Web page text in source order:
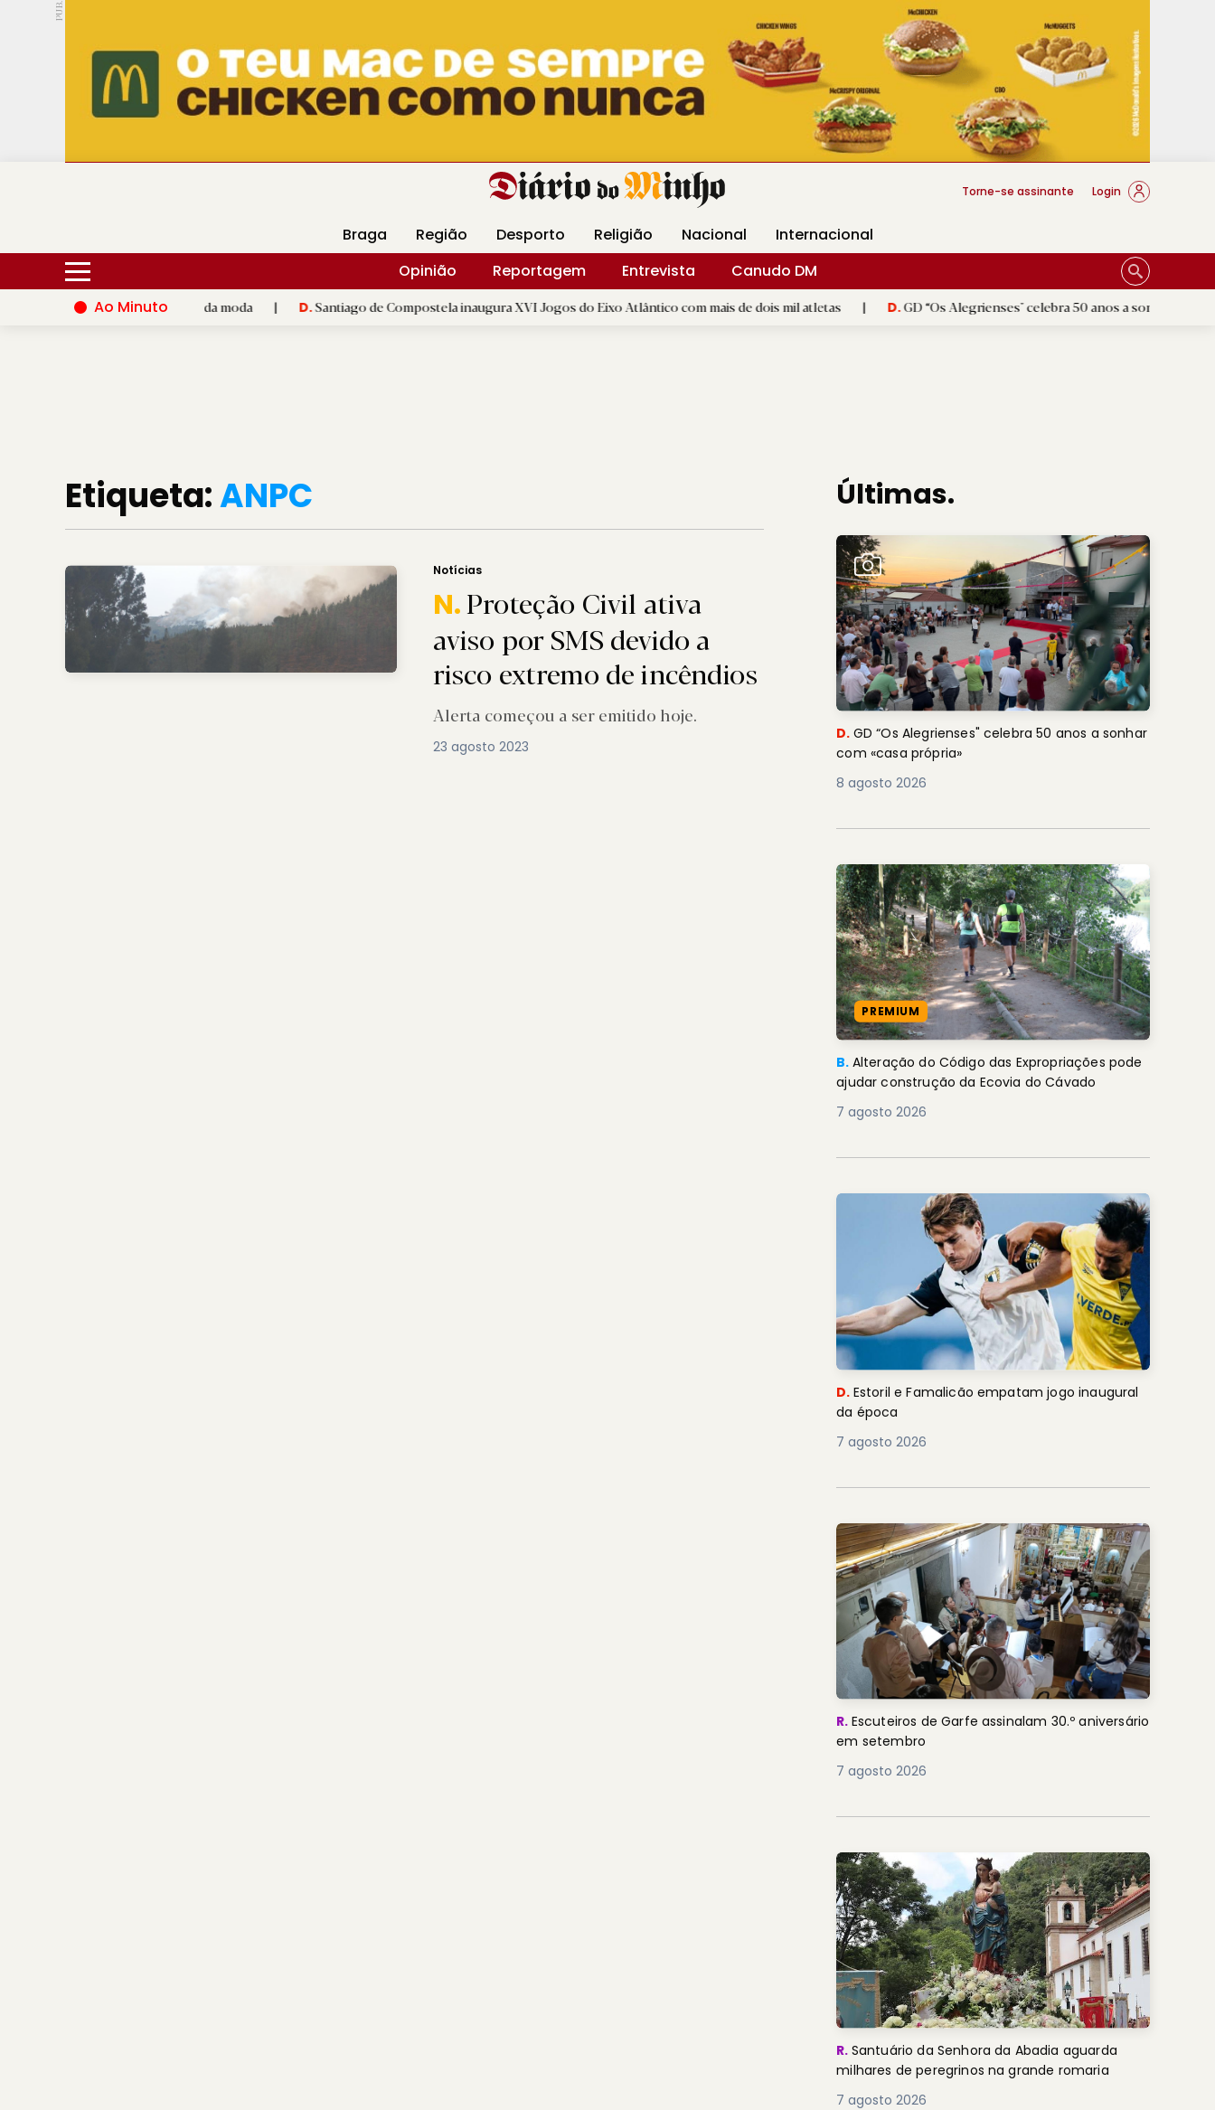
PUB.
Hoje 18ºC 29ºC DMtv Revista Minha Gráfica DM Livraria DM Arquidiocese Braga
Torne-se assinante Login
Braga Região Desporto Religião Nacional
Internacional
Opinião
Reportagem Entrevista
Canudo DM
Ao Minuto
inovação do mundo da moda D.Santiago de Compostela inaugura XVI Jogos do Eixo Atlântico com mais de dois mil atletas | D.GD “Os Alegrienses" celebra 50 anos a sonhar com «casa
Etiqueta:ANPC
Notícias
N.Proteção Civil ativa
aviso por SMS devido a
risco extremo de incêndios
Alerta começou a ser emitido hoje.
23 agosto 2023
Últimas.
D. GD “Os Alegrienses" celebra 50 anos a sonhar
com «casa própria»
8 agosto 2026
PREMIUM
B. Alteração do Código das Expropriações pode
ajudar construção da Ecovia do Cávado
7 agosto 2026
D. Estoril e Famalicão empatam jogo inaugural
da época
7 agosto 2026
R. Escuteiros de Garfe assinalam 30.º aniversário
em setembro
7 agosto 2026
R. Santuário da Senhora da Abadia aguarda
milhares de peregrinos na grande romaria
7 agosto 2026